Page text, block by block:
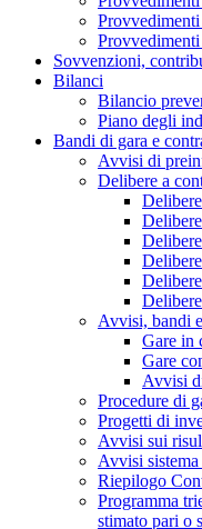
Sovvenzioni,
Bilanci
Bilancio
Piano degli
Bandi di gara e
Avvisi di
Delibere a
Avvisi, bandi
Gare in
Gare
Avvisi
Procedure di
Progetti di
Avvisi sui
Avvisi
Riepilogo
Programma
stimato pari o